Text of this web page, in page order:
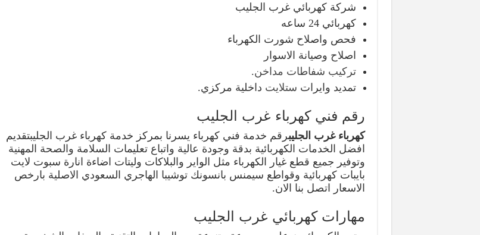
شركة كهربائي غرب الجليب
كهربائي 24 ساعه
فحص واصلاح شورت الكهرباء
اصلاح وصيانة الاسوار
تركيب شفاطات مداخن.
تمديد وايرات ستلايت داخلية مركزي.
رقم فني كهرباء غرب الجليب
كهرباء غرب الجليبرقم خدمة فني كهرباء يسرنا بمركز خدمة كهرباء غرب الجليبتقديم
افضل الخدمات الكهربائية بدقة وجودة عالية واتباع تعليمات السلامة والصحة المهنية
وتوفير جميع قطع غيار الكهرباء مثل الواير والبلاكات وليتات اضاءة انارة سبوت لايت
بايبات كهربائية وقواطع سيمنس بانسونك توشيبا الهاجري السعودي الاصلية بارخص
الاسعار اتصل بنا الان.
مهارات كهربائي غرب الجليب